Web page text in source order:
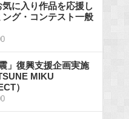
に入り作品を応援し
グ・コンテスト一般
」復興支援企画実施
MIKU
）